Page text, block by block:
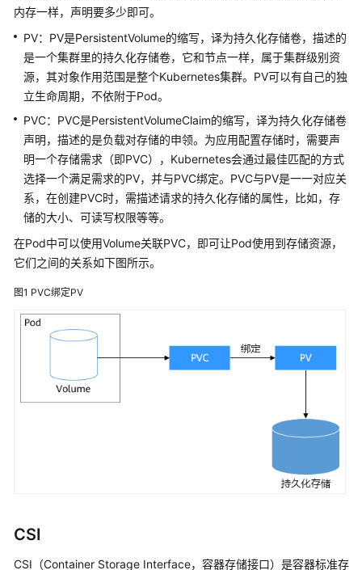
云
硬
盘
存
储
文
件
存
储
（SFS）
极
速
文
储
Turbo）
存
内存一样，声明要多少即可。
PV：PV是PersistentVolume的缩写，译为持久化存储卷，描述的
是一个集群里的持久化存储卷，它和节点一样，属于集群级别资
源，其对象作用范围是整个Kubernetes集群。PV可以有自己的独
立生命周期，不依附于Pod。
PVC：PVC是PersistentVolumeClaim的缩写，译为持久化存储卷
声明，描述的是负载对存储的申领。为应用配置存储时，需要声
明一个存储需求（即PVC），Kubernetes会通过最佳匹配的方式
选择一个满足需求的PV，并与PVC绑定。PVC与PV是一一对应关
系，在创建PVC时，需描述请求的持久化存储的属性，比如，存
储的大小、可读写权限等等。
在Pod中可以使用Volume关联PVC，即可让Pod使用到存储资源，
它们之间的关系如下图所示。
图1 PVC绑定PV
CSI
CSI（Container Storage Interface，容器存储接口）是容器标准存